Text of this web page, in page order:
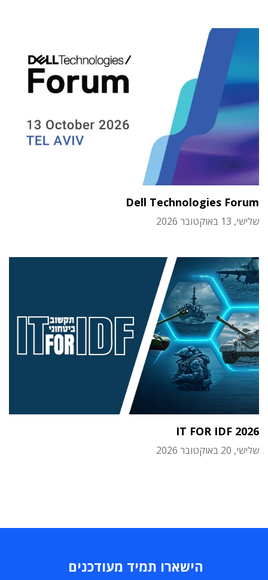
Dell Technologies Forum
שלישי, 13 באוקטובר 2026
IT FOR IDF 2026
שלישי, 20 באוקטובר 2026
הישארו תמיד מעודכנים